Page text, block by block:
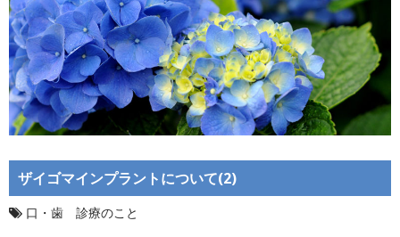
ザイゴマインプラントについて(2)
口・歯 診療のこと